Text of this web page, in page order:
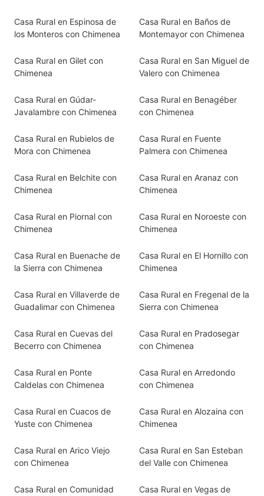
Casa Rural en Espinosa de
los Monteros con Chimenea
Casa Rural en Baños de
Montemayor con Chimenea
Casa Rural en Gilet con
Chimenea
Casa Rural en San Miguel de
Valero con Chimenea
Casa Rural en Gúdar-
Javalambre con Chimenea
Casa Rural en Benagéber
con Chimenea
Casa Rural en Rubielos de
Mora con Chimenea
Casa Rural en Fuente
Palmera con Chimenea
Casa Rural en Belchite con
Chimenea
Casa Rural en Aranaz con
Chimenea
Casa Rural en Piornal con
Chimenea
Casa Rural en Noroeste con
Chimenea
Casa Rural en Buenache de
la Sierra con Chimenea
Casa Rural en El Hornillo con
Chimenea
Casa Rural en Villaverde de
Guadalimar con Chimenea
Casa Rural en Fregenal de la
Sierra con Chimenea
Casa Rural en Cuevas del
Becerro con Chimenea
Casa Rural en Pradosegar
con Chimenea
Casa Rural en Ponte
Caldelas con Chimenea
Casa Rural en Arredondo
con Chimenea
Casa Rural en Cuacos de
Yuste con Chimenea
Casa Rural en Alozaina con
Chimenea
Casa Rural en Arico Viejo
con Chimenea
Casa Rural en San Esteban
del Valle con Chimenea
Casa Rural en Comunidad
Casa Rural en Vegas de